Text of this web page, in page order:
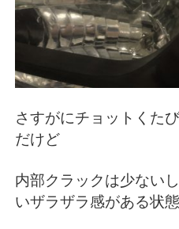
さすがにチョットくた
だけど
内部クラックは少ない
いザラザラ感がある状態